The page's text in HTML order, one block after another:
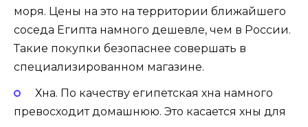
моря. Цены на это на территории ближайшего
соседа Египта намного дешевле, чем в России.
Такие покупки безопаснее совершать в
специализированном магазине.
Хна. По качеству египетская хна намного
превосходит домашнюю. Это касается хны для